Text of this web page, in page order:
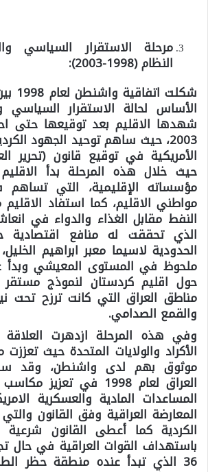
مرحلة الاستقرار السياسي
النظام (1998-2003):
الأساس لحالة الاستقرار السياسي
شهدها الاقليم بعد توقيعها حتى
2003، حيث ساهم توحيد الجهود
الأمريكية في توقيع قانون (تحرير
حيث خلال هذه المرحلة بدأ
مؤسساته الإقليمية، التي
مواطني الاقليم، كما استفاد
النفط مقابل الغذاء والدواء في
الذي تحققت له منافع اقتصادية
الحدودية لاسيما معبر ابراهيم
ملحوظ في المستوى المعيشي وبدأ
حول اقليم كردستان لنموذج
مناطق العراق التي كانت ترزح تحت
والقمع الصدامي.
وفي هذه المرحلة ازدهرت العلاقة
الأكراد والولايات المتحدة حيث تعززت
موثوق بهم لدى واشنطن، وقد
العراق لعام 1998 في
المساعدات المادية والعسكرية
المعارضة العراقية وفق القانون
الكردية كما أعطى القانون شرعية
باستهداف القوات العراقية في حال
36 الذي تبدأ عنده منطقة حظر